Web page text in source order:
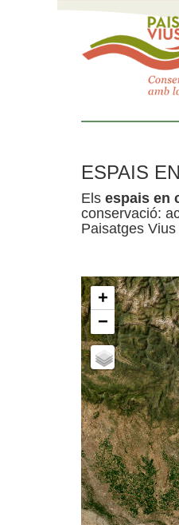
ESPAIS
Els espais en
conservació:
Paisatges
+
−